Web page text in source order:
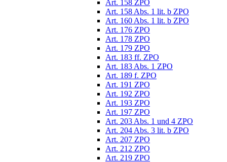
Art. 158 ZPO
Art. 158 Abs. 1 lit. b ZPO
Art. 160 Abs. 1 lit. b ZPO
Art. 176 ZPO
Art. 178 ZPO
Art. 179 ZPO
Art. 183 ff. ZPO
Art. 183 Abs. 1 ZPO
Art. 189 f. ZPO
Art. 191 ZPO
Art. 192 ZPO
Art. 193 ZPO
Art. 197 ZPO
Art. 203 Abs. 1 und 4 ZPO
Art. 204 Abs. 3 lit. b ZPO
Art. 207 ZPO
Art. 212 ZPO
Art. 219 ZPO